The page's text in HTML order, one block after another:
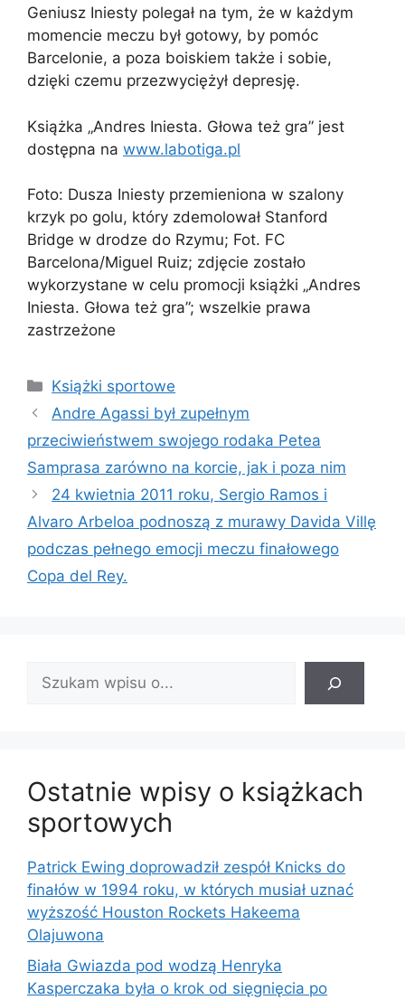
Geniusz Iniesty polegał na tym, że w każdym
momencie meczu był gotowy, by pomóc
Barcelonie, a poza boiskiem także i sobie,
dzięki czemu przezwyciężył depresję.
Książka „Andres Iniesta. Głowa też gra” jest
dostępna na www.labotiga.pl
Foto: Dusza Iniesty przemieniona w szalony
krzyk po golu, który zdemolował Stanford
Bridge w drodze do Rzymu; Fot. FC
Barcelona/Miguel Ruiz; zdjęcie zostało
wykorzystane w celu promocji książki „Andres
Iniesta. Głowa też gra”; wszelkie prawa
zastrzeżone
Kategorie
Książki sportowe
Andre Agassi był zupełnym
przeciwieństwem swojego rodaka Petea
Samprasa zarówno na korcie, jak i poza nim
24 kwietnia 2011 roku, Sergio Ramos i
Alvaro Arbeloa podnoszą z murawy Davida Villę
podczas pełnego emocji meczu finałowego
Copa del Rey.
Znajdź
wpis:
Ostatnie wpisy o książkach
sportowych
Patrick Ewing doprowadził zespół Knicks do
finałów w 1994 roku, w których musiał uznać
wyższość Houston Rockets Hakeema
Olajuwona
Biała Gwiazda pod wodzą Henryka
Kasperczaka była o krok od sięgnięcia po